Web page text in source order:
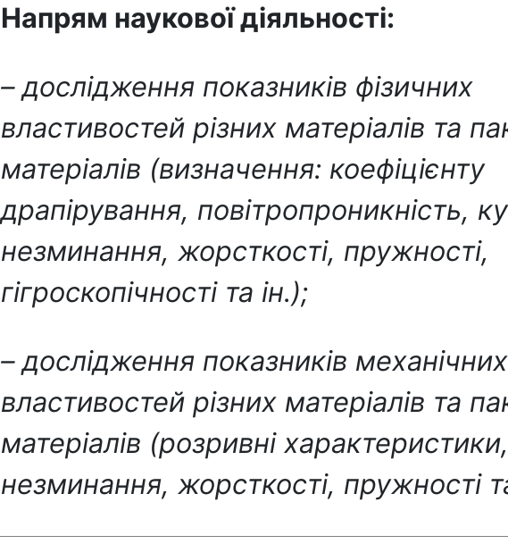
Напрям наукової діяльності:
– дослідження показників фізичних
властивостей різних матеріалів та
матеріалів (визначення: коефіцієнту
драпірування, повітропроникність,
незминання, жорсткості, пружності,
гігроскопічності та ін.);
– дослідження показників механічних
властивостей різних матеріалів та
матеріалів (розривні
незминання, жорсткості, пружності